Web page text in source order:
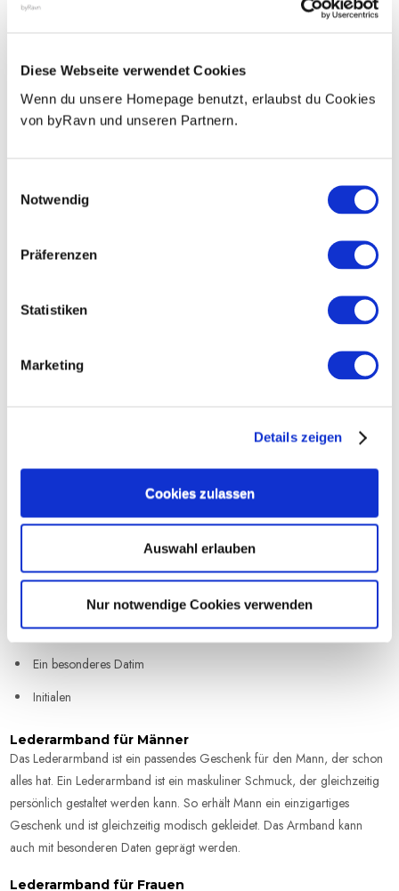
Diese Webseite verwendet Cookies
Wenn du unsere Homepage benutzt, erlaubst du Cookies
von byRavn und unseren Partnern.
Notwendig
Präferenzen
Statistiken
Marketing
Details zeigen
Cookies zulassen
Auswahl erlauben
Nur notwendige Cookies verwenden
Beachte jedoch, dass Leder ein organisches und flexibles Material ist, das
sich bei Gebrauch mit der Zeit ausdehnen kann. Das Leder wird auch
Wir haben auch ein Armband, das einmal um das Handgelenk gewickelt
Armband sein soll, ob mit Namen, Initialen, einem Datum, passend für ihn
oder sie - hier sind nur der Phantasie Grenzen gesetzt.
Prägungen:
Namen, der eigene oder der der Kinder
Ein besonderes Datim
Initialen
Lederarmband für Männer
Das Lederarmband ist ein passendes Geschenk für den Mann, der schon
alles hat. Ein Lederarmband ist ein maskuliner Schmuck, der gleichzeitig
persönlich gestaltet werden kann. So erhält Mann ein einzigartiges
Geschenk und ist gleichzeitig modisch gekleidet. Das Armband kann
auch mit besonderen Daten geprägt werden.
Lederarmband für Frauen